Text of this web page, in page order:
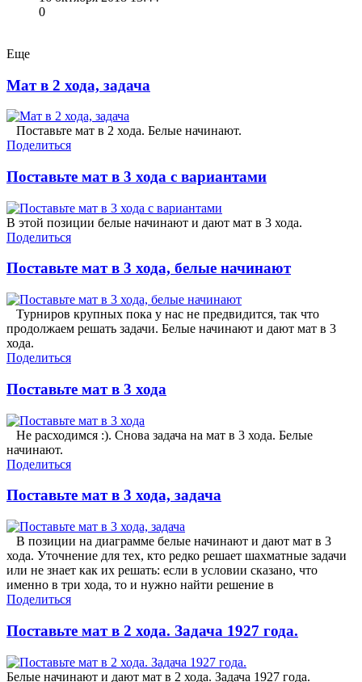
0
Еще
Мат в 2 хода, задача
Поставьте мат в 2 хода. Белые начинают.
Поделиться
Поставьте мат в 3 хода с вариантами
В этой позиции белые начинают и дают мат в 3 хода.
Поделиться
Поставьте мат в 3 хода, белые начинают
Турниров крупных пока у нас не предвидится, так что
продолжаем решать задачи. Белые начинают и дают мат в 3
хода.
Поделиться
Поставьте мат в 3 хода
Не расходимся :). Снова задача на мат в 3 хода. Белые
начинают.
Поделиться
Поставьте мат в 3 хода, задача
В позиции на диаграмме белые начинают и дают мат в 3
хода. Уточнение для тех, кто редко решает шахматные задачи
или не знает как их решать: если в условии сказано, что
именно в три хода, то и нужно найти решение в
Поделиться
Поставьте мат в 2 хода. Задача 1927 года.
Белые начинают и дают мат в 2 хода. Задача 1927 года.